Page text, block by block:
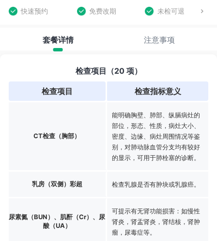
快速预约 免费改期 未检可退
套餐详情 注意事项
检查项目（20 项）
检查项目 检查指标意义
CT检查（胸部）
能明确胸壁、肺部、纵膈病灶的
部位，形态、性质，病灶大小、
密度、边缘、病灶周围情况等鉴
别，对肺动脉血管分支均有较好
的显示，可用于肺栓塞的诊断。
乳房（双侧）彩超 检查乳腺是否有肿块或乳腺癌。
尿素氮（BUN）、肌酐（Cr）、尿
酸（UA）
可提示有无肾功能损害：如慢性
肾炎，肾盂肾炎，肾结核，肾肿
瘤，尿毒症等。